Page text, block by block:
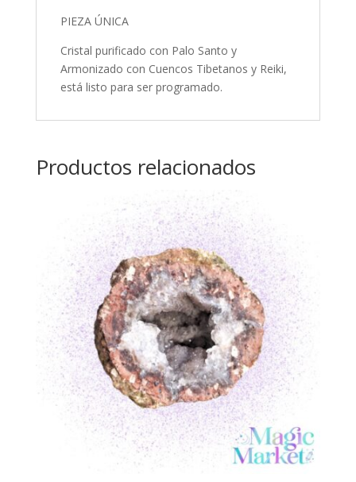
PIEZA ÚNICA
Cristal purificado con Palo Santo y
Armonizado con Cuencos Tibetanos y Reiki,
está listo para ser programado.
Productos relacionados